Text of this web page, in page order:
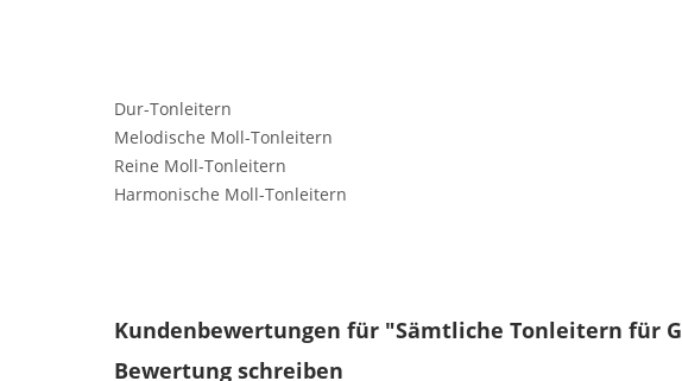
Dur-Tonleitern
Melodische Moll-Tonleitern
Reine Moll-Tonleitern
Harmonische Moll-Tonleitern
Kundenbewertungen für "Sämtliche Tonleitern für
Bewertung schreiben